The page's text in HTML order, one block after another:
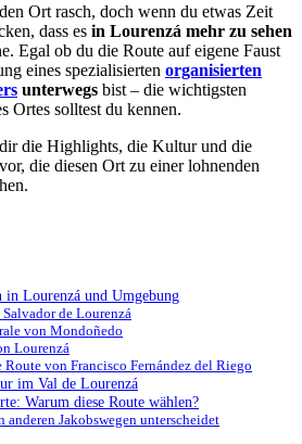
Ort rasch, doch wenn du etwas Zeit
dass es in Lourenzá mehr zu sehen
Egal ob du die Route auf eigene Faust
eines spezialisierten organisierten
unterwegs bist – die wichtigsten
Ortes solltest du kennen.
die Highlights, die Kultur und die
die diesen Ort zu einer lohnenden
in Lourenzá und Umgebung
de Lourenzá
von Mondoñedo
Lourenzá
Route von Francisco Fernández del Riego
im Val de Lourenzá
Warum diese Route wählen?
anderen Jakobswegen unterscheidet